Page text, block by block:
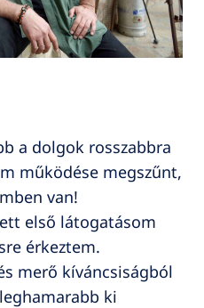
a dolgok rosszabbra
működése megszűnt,
van!
első látogatásom
érkeztem.
merő kíváncsiságból
ki